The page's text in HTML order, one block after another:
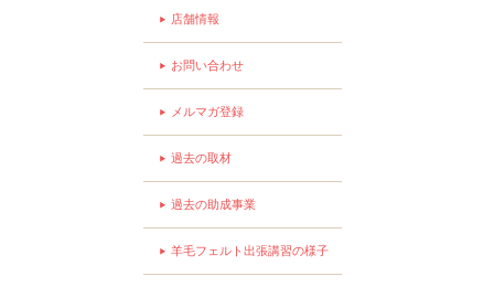
店舗情報
お問い合わせ
メルマガ登録
過去の取材
過去の助成事業
羊毛フェルト出張講習の様子